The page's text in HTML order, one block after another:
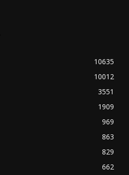
10635
10012
3551
1909
969
863
829
662